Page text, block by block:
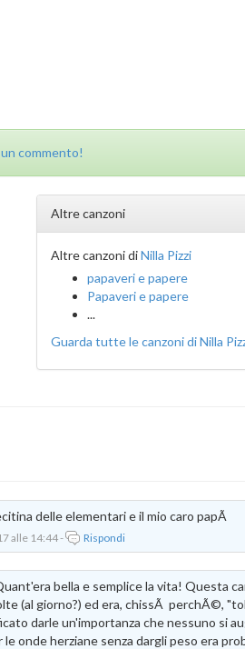
commento!
Altre canzoni
Altre canzoni diNilla Pizzi
papaveri e papere
Papaveri e papere
...
Guarda tutte le canzoni di Nilla
delle elementari e il mio caro papÃ
alle 14:44 - Rispondi
bella e semplice la vita! Questa
(al giorno?) ed era, chissÃ perchÃ©,
darle un'importanza che nessuno si
le onde herziane senza dargli peso era